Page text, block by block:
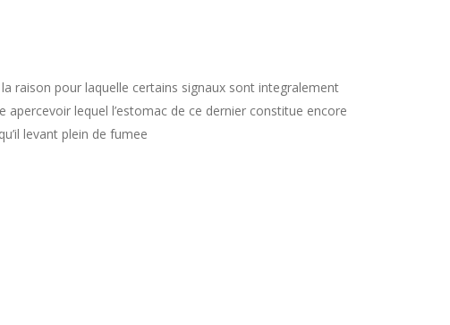
raison pour laquelle certains signaux sont integralement
lequel l’estomac de ce dernier constitue encore
levant plein de fumee